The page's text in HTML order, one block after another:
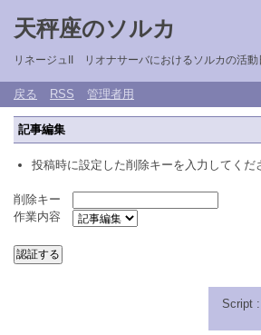
天秤座のソルカ
リネージュII リオナサーバにおけるソルカの活動
戻る RSS 管理者用
記事編集
投稿時に設定した削除キーを入力してくだ
削除キー
作業内容
Script :